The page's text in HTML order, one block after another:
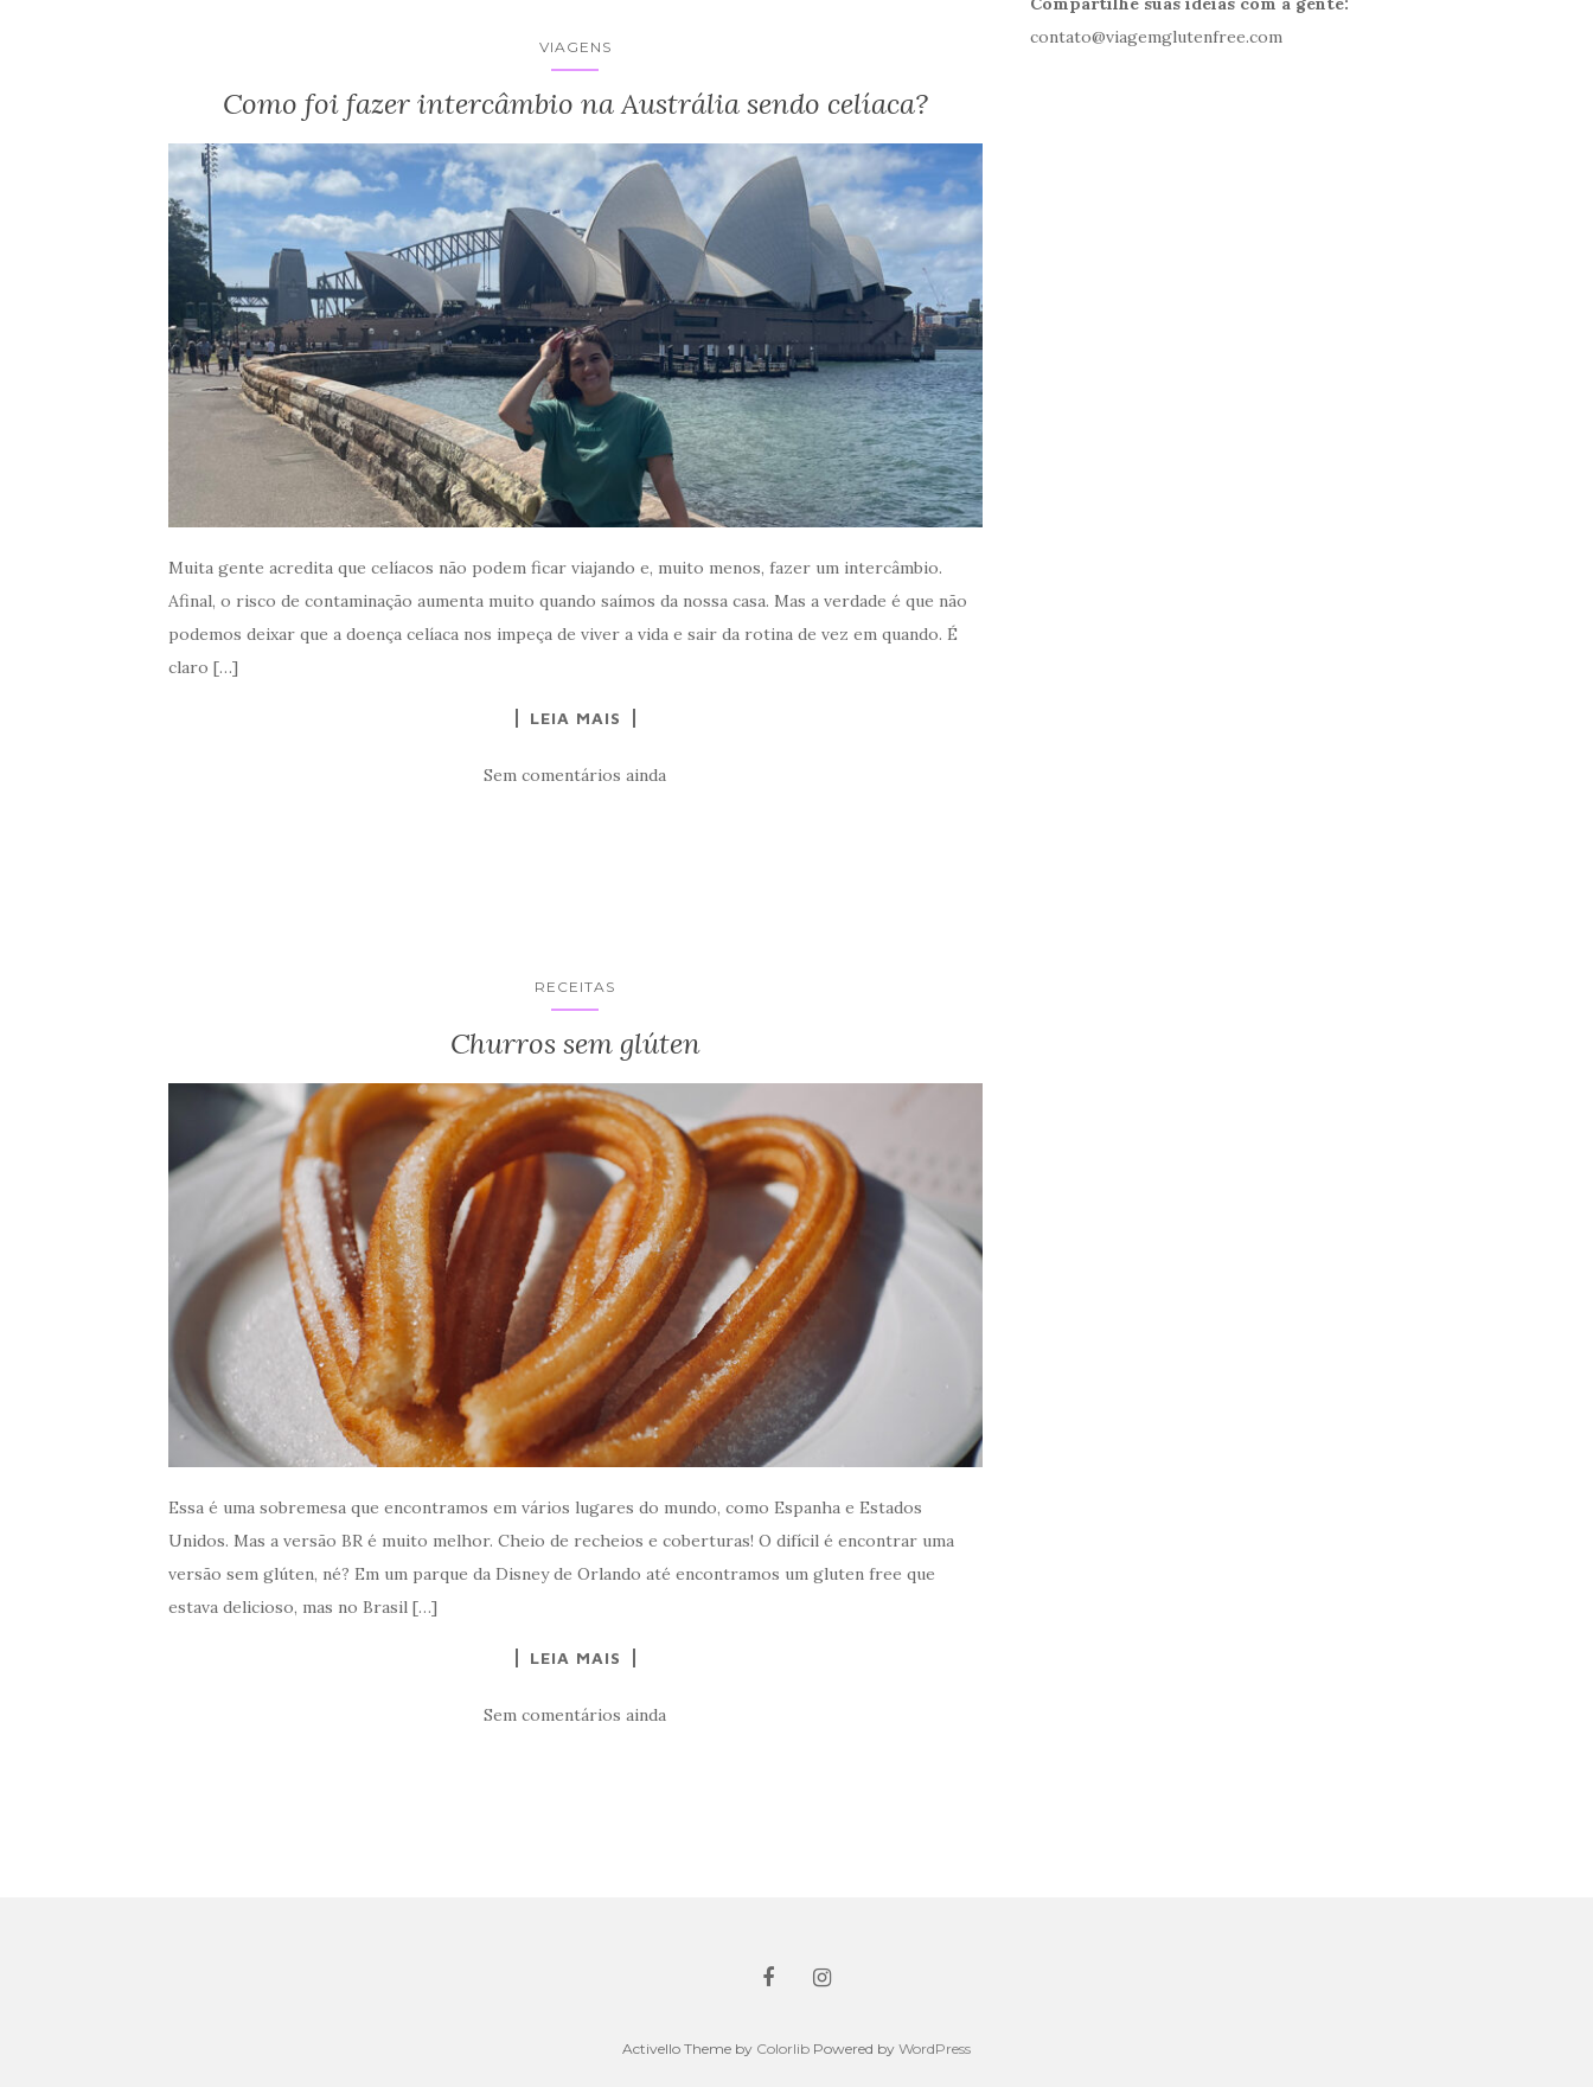
VIAGENS
Como foi fazer intercâmbio na Austrália sendo celíaca?
Muita gente acredita que celíacos não podem ficar viajando e, muito menos, fazer um intercâmbio.
Afinal, o risco de contaminação aumenta muito quando saímos da nossa casa. Mas a verdade é que não
podemos deixar que a doença celíaca nos impeça de viver a vida e sair da rotina de vez em quando. É
claro […]
LEIA MAIS
Sem comentários ainda
RECEITAS
Churros sem glúten
Essa é uma sobremesa que encontramos em vários lugares do mundo, como Espanha e Estados
Unidos. Mas a versão BR é muito melhor. Cheio de recheios e coberturas! O difícil é encontrar uma
versão sem glúten, né? Em um parque da Disney de Orlando até encontramos um gluten free que
estava delicioso, mas no Brasil […]
LEIA MAIS
Sem comentários ainda
contato@viagemglutenfree.com
Activello Theme by Colorlib Powered by WordPress